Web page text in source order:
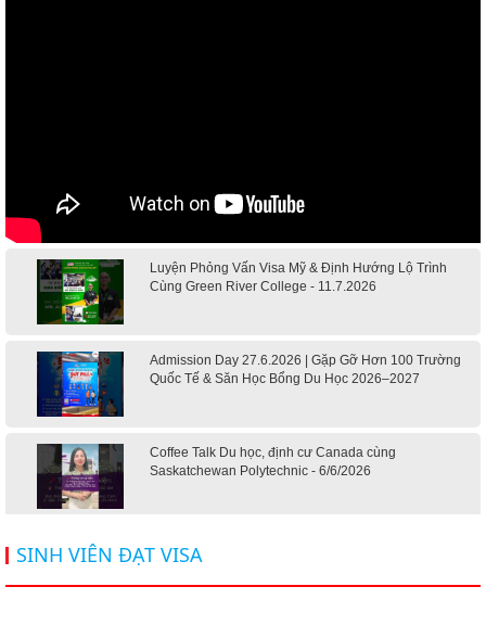
Luyện Phỏng Vấn Visa Mỹ & Định Hướng Lộ Trình
Cùng Green River College - 11.7.2026
Admission Day 27.6.2026 | Gặp Gỡ Hơn 100 Trường
Quốc Tế & Săn Học Bổng Du Học 2026–2027
Coffee Talk Du học, định cư Canada cùng
Saskatchewan Polytechnic - 6/6/2026
Hội thảo du học Mỹ 18.4.2026 - Đại học Mỹ học phí
dưới 20k/ năm
SINH VIÊN ĐẠT VISA